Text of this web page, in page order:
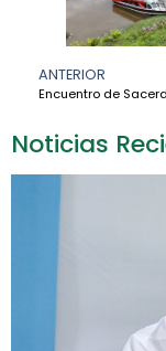
Noticias
ANTERIOR